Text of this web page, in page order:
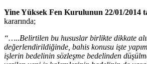
Yine Yüksek Fen Kurulunun 22/01/2014
kararında;
“…..Belirtilen bu hususlar birlikte dikkate
değerlendirildiğinde, bahis konusu işte
işlerin bedelinin sözleşme bedelinden